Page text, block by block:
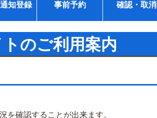
知登録
事前予約
確認・取消
のご利用案内
確認することが出来ます。